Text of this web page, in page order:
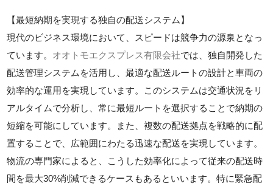
【最短納期を実現する独自の配送システム】
現代のビジネス環境において、スピードは競争力の源泉となっ
ています。 オオトモエクスプレス有限会社では、独自開発した
配送管理システムを活用し、最適な配送ルートの設計と車両の
効率的な運用を実現しています。このシステムは交通状況をリ
アルタイムで分析し、常に最短ルートを選択することで納期の
短縮を可能にしています。また、複数の配送拠点を戦略的に配
置することで、広範囲にわたる迅速な配送を実現しています。
物流の専門家によると、こうした効率化によって従来の配送時
間を最大30%削減できるケースもあるといいます。特に緊急配